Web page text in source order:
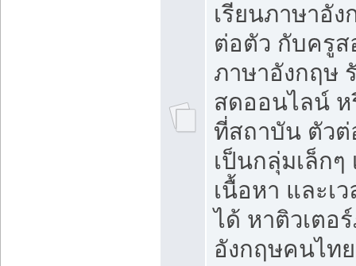
เรียนภาษาอัง
ต่อตัว กับครูส
ภาษาอังกฤษ
สดออนไลน์ ห
ที่สถาบัน ตัวต่
เป็นกลุ่มเล็กๆ
เนื้อหา และเว
ได้ หาติวเตอ
อังกฤษคนไท